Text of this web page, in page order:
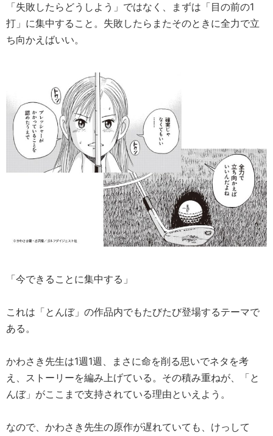
「失敗したらどうしよう」ではなく、まずは「目の前の1
打」に集中すること。失敗したらまたそのときに全力で立
ち向かえばいい。
「今できることに集中する」
これは「とんぼ」の作品内でもたびたび登場するテーマで
ある。
かわさき先生は1週1週、まさに命を削る思いでネタを考
え、ストーリーを編み上げている。その積み重ねが、「と
んぼ」がここまで支持されている理由といえよう。
なので、かわさき先生の原作が遅れていても、けっして